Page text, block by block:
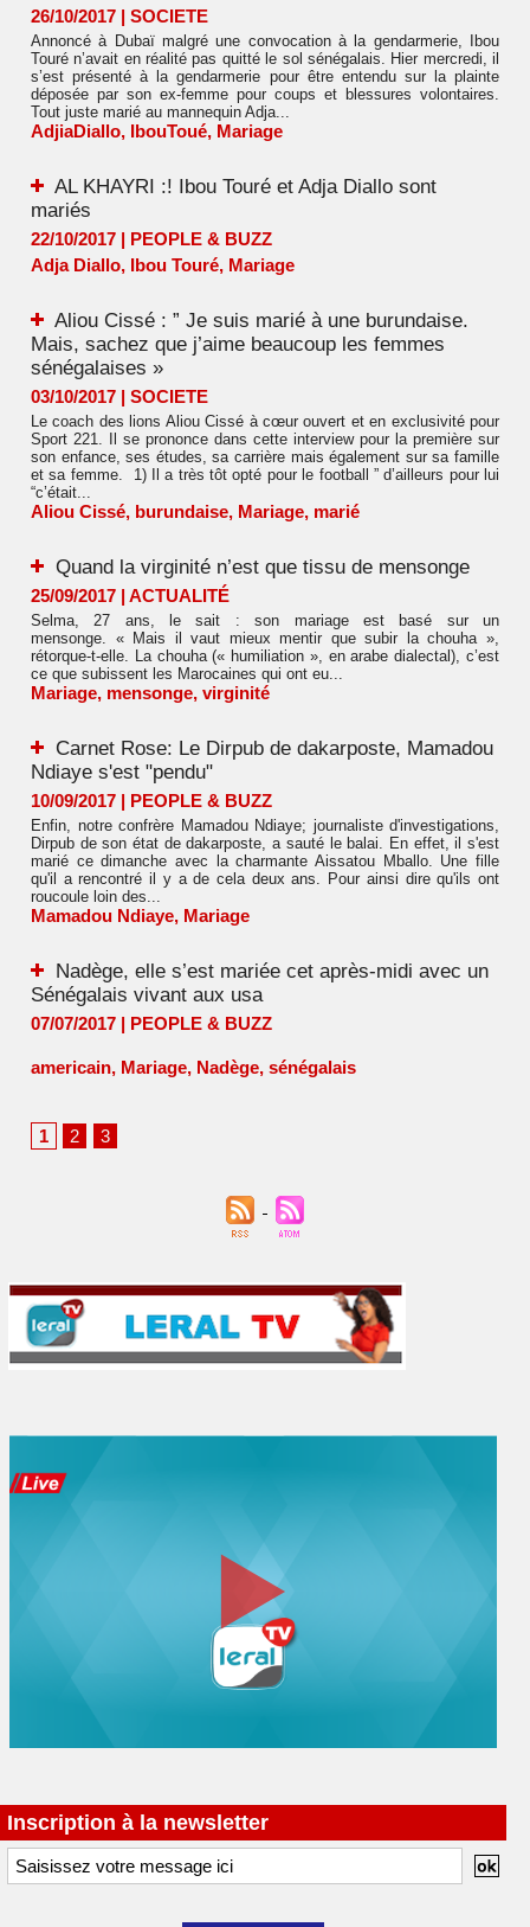
26/10/2017 | SOCIETE
Annoncé à Dubaï malgré une convocation à la gendarmerie, Ibou
Touré n’avait en réalité pas quitté le sol sénégalais. Hier mercredi, il
s’est présenté à la gendarmerie pour être entendu sur la plainte
déposée par son ex-femme pour coups et blessures volontaires.
Tout juste marié au mannequin Adja...
AdjiaDiallo, IbouToué, Mariage
AL KHAYRI :! Ibou Touré et Adja Diallo sont
mariés
22/10/2017 | PEOPLE & BUZZ
Adja Diallo, Ibou Touré, Mariage
Aliou Cissé : ” Je suis marié à une burundaise.
Mais, sachez que j’aime beaucoup les femmes
sénégalaises »
03/10/2017 | SOCIETE
Le coach des lions Aliou Cissé à cœur ouvert et en exclusivité pour
Sport 221. Il se prononce dans cette interview pour la première sur
son enfance, ses études, sa carrière mais également sur sa famille
et sa femme. 1) Il a très tôt opté pour le football ” d’ailleurs pour lui
“c’était...
Aliou Cissé, burundaise, Mariage, marié
Quand la virginité n’est que tissu de mensonge
25/09/2017 | ACTUALITÉ
Selma, 27 ans, le sait : son mariage est basé sur un
mensonge. « Mais il vaut mieux mentir que subir la chouha »,
rétorque-t-elle. La chouha (« humiliation », en arabe dialectal), c’est
ce que subissent les Marocaines qui ont eu...
Mariage, mensonge, virginité
Carnet Rose: Le Dirpub de dakarposte, Mamadou
Ndiaye s'est "pendu"
10/09/2017 | PEOPLE & BUZZ
Enfin, notre confrère Mamadou Ndiaye; journaliste d'investigations,
Dirpub de son état de dakarposte, a sauté le balai. En effet, il s'est
marié ce dimanche avec la charmante Aissatou Mballo. Une fille
qu'il a rencontré il y a de cela deux ans. Pour ainsi dire qu'ils ont
roucoule loin des...
Mamadou Ndiaye, Mariage
Nadège, elle s’est mariée cet après-midi avec un
Sénégalais vivant aux usa
07/07/2017 | PEOPLE & BUZZ
americain, Mariage, Nadège, sénégalais
1 2 3
Inscription à la newsletter